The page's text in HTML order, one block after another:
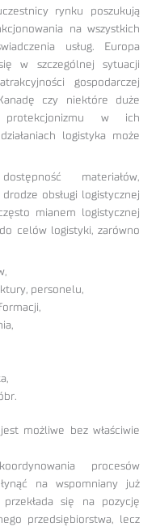
rynku poszukują
na wszystkich
usług. Europa
w szczególnej sytuacji
gospodarczej
czy niektóre duże
protekcjonizmu w ich
logistyka może
materiałów,
obsługi logistycznej
mianem logistycznej
celów logistyki, zarówno
personelu,
możliwe bez właściwie
procesów
na wspomniany już
się na pozycję
przedsiębiorstwa, lecz